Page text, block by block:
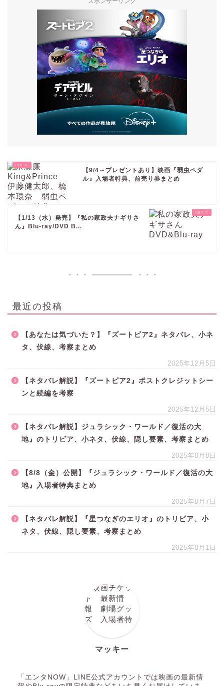
【9/4～プレゼントあり】映画『弱虫ペダ
ル』入場者特典、前売り券まとめ
【1/13（水）発売】『私の家政夫ナギサさ
ん』Blu-ray/DVD B...
最近の投稿
【あなたは気づいた？】『ズートピア2』ネタバレ、小ネ
タ、伏線、考察まとめ
2025年12月5日
【ネタバレ解説】『ズートピア2』ポストクレジットシー
ンと続編を考察
2025年12月5日
【ネタバレ解説】ジュラシック・ワールド／復活の大
地』のトリビア、小ネタ、伏線、隠し要素、考察まとめ
2025年8月8日
【8/8（金）公開】『ジュラシック・ワールド／復活の大
地』入場者特典まとめ
2025年8月7日
【ネタバレ解説】『星つなぎのエリオ』のトリビア、小
ネタ、伏線、隠し要素、考察まとめ
2025年8月1日
マッキー
「エンタNOW」LINE公式アカウントでは映画の最新情